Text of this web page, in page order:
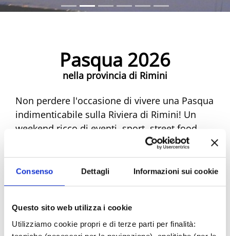
Consenso Dettagli Informazioni sui cookie
Questo sito web utilizza i cookie
Utilizziamo cookie propri e di terze parti per finalità:
Pasqua 2026
nella provincia di Rimini
Non perdere l'occasione di vivere una Pasqua
indimenticabile sulla Riviera di Rimini! Un
weekend ricco di eventi, sport, street food,
musica e mercatini ti aspetta. Scopri tutte le
proposte e preparati a vivere emozioni
uniche. Prenota ora la tua Pasqua da sogno!
Eventi di Pasqua Riviera Rimini